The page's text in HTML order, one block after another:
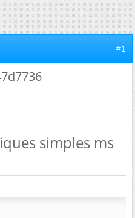
#1
simples ms